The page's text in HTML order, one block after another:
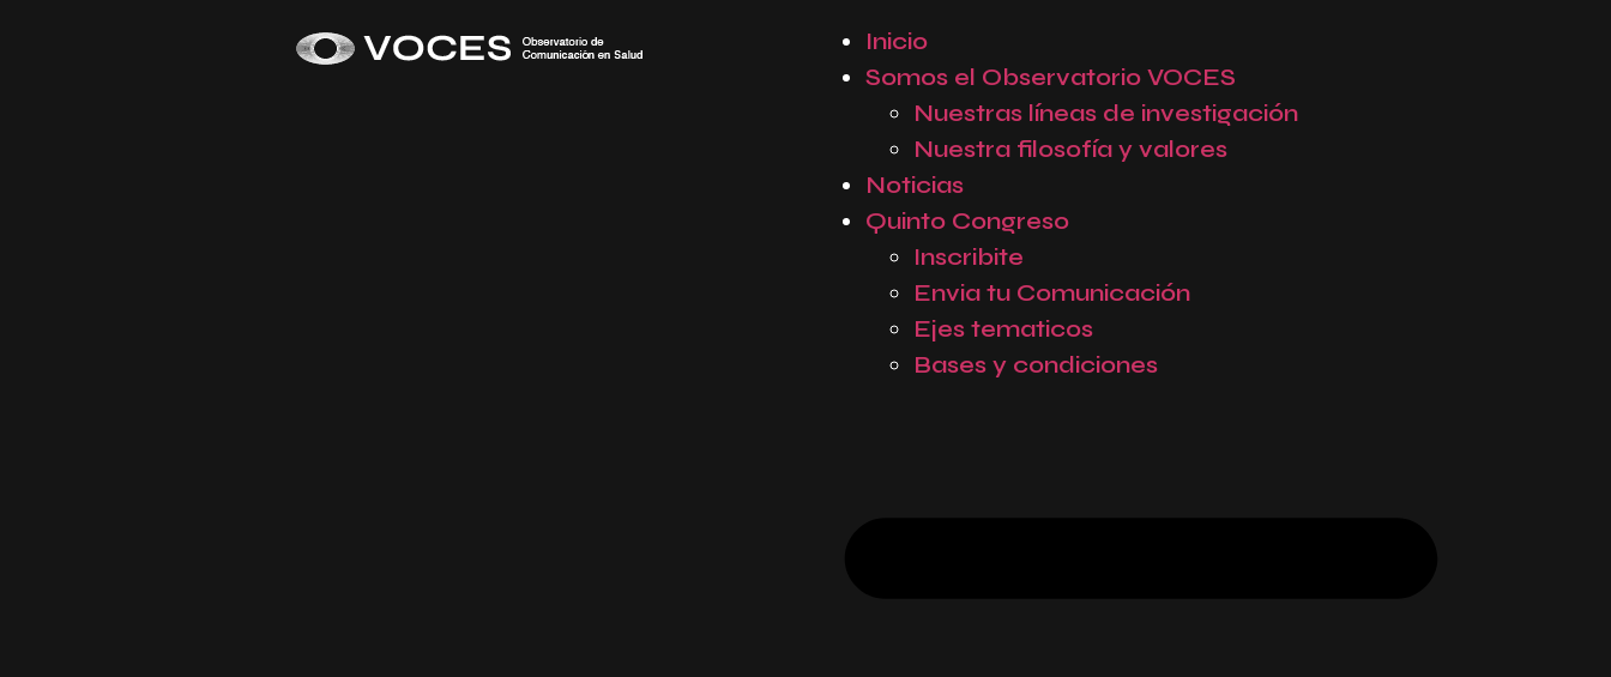
Inicio
Somos el Observatorio VOCES
Nuestras líneas de investigación
Nuestra filosofía y valores
Noticias
Quinto Congreso
Inscribite
Envia tu Comunicación
Ejes tematicos
Bases y condiciones